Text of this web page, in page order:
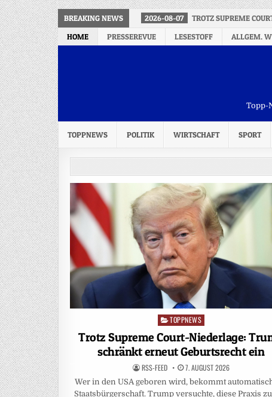
BREAKING NEWS 2026-08-07 TROTZ SUPREME
HOME
PRESSEREVUE LESESTOFF ALLGEM.
Topp-
TOPPNEWS POLITIK WIRTSCHAFT SPORT
Posted
in
TOPPNEWS
Trotz Supreme Court-Niederlage:
schränkt erneut Geburtsrecht ein
RSS-FEED 7. AUGUST 2026
Wer in den USA geboren wird, bekommt
Staatsbürgerschaft. Trump versuchte, diese Praxis